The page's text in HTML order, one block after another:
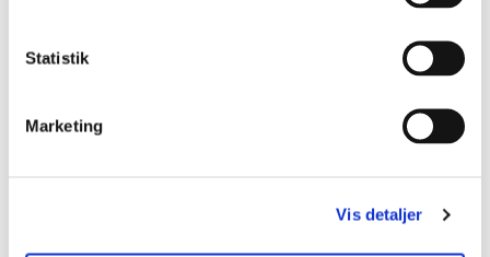
Statistik
Marketing
Vis detaljer